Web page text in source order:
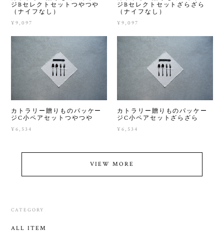
ジBセレクトセットつやつや
（ナイフなし）
¥9,097
ジBセレクトセットざらざら
（ナイフなし）
¥9,097
カトラリー贈りものパッケー
ジC小ペアセットつやつや
¥6,534
カトラリー贈りものパッケー
ジC小ペアセットざらざら
¥6,534
VIEW MORE
CATEGORY
ALL ITEM